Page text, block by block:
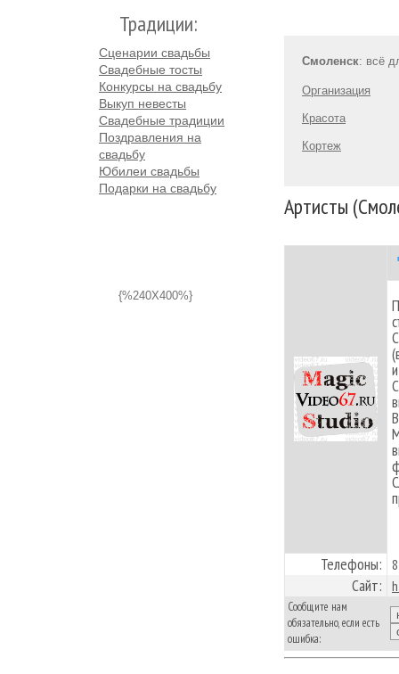
Традиции:
Сценарии свадьбы
Свадебные тосты
Конкурсы на свадьбу
Выкуп невесты
Свадебные традиции
Поздравления на
свадьбу
Юбилеи свадьбы
Подарки на свадьбу
{%240X400%}
Смоленск: всё
Организация
Красота
Кортеж
Артисты
Телефоны:
Сайт:
Сообщите нам
обязательно, если есть
ошибка: